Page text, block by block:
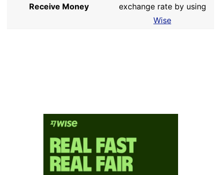
Receive Money
exchange rate by using
Wise